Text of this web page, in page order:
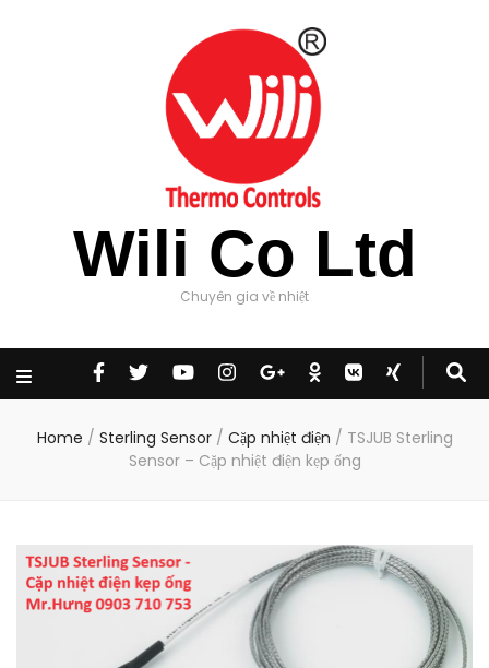
Wili Co Ltd
Chuyên gia về nhiệt
Home / Sterling Sensor / Cặp nhiệt điện / TSJUB Sterling
Sensor – Cặp nhiệt điện kẹp ống